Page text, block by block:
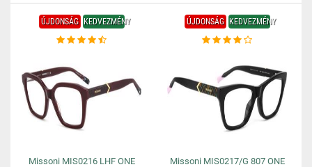
ÚJDONSÁG KEDVEZMÉNY
Missoni MIS0216 LHF ONE
ÚJDONSÁG KEDVEZMÉNY
Missoni MIS0217/G 807 ONE